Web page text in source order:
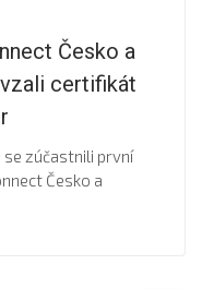
Česko a
certifikát
se zúčastnili první
Česko a